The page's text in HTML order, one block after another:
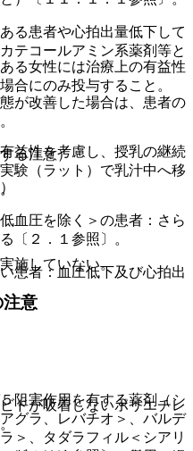
る女性には治療上の有益性
合にのみ投与すること。
益性を考慮し、授乳の継続
験（ラット）で乳汁中へ移
施していない。
意
ドが吸着しないポリエチレ
る患者や心拍出量低下して
テコールアミン系薬剤等と
が改善した場合は、患者の
る注意）
血圧を除く＞の患者：さら
〔２．１参照〕。
患者：血圧低下及び心拍出
阻害作用を有する薬剤（シ
グラ、レバチオ＞、バルデ
＞、タダラフィル＜シアリ